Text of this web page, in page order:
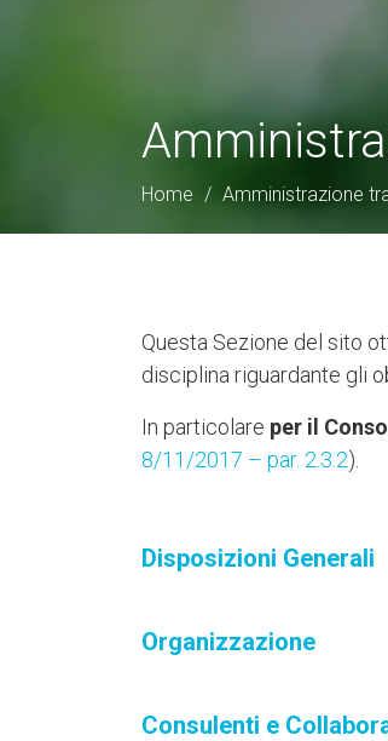
Home / Amministrazione
Questa Sezione del sito
disciplina riguardante gli
In particolare per il
8/11/2017 – par. 2.3.2).
Disposizioni Generali
Organizzazione
Consulenti e